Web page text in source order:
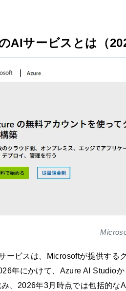
AIサービスとは（
ービスは、Microsoftが提供する
年にかけて、Azure AI Studio
み、2026年3月時点では包括的